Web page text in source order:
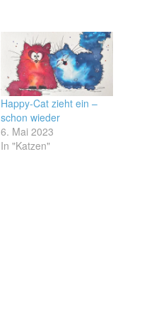
Happy-Cat zieht ein –
schon wieder
6. Mai 2023
In "Katzen"